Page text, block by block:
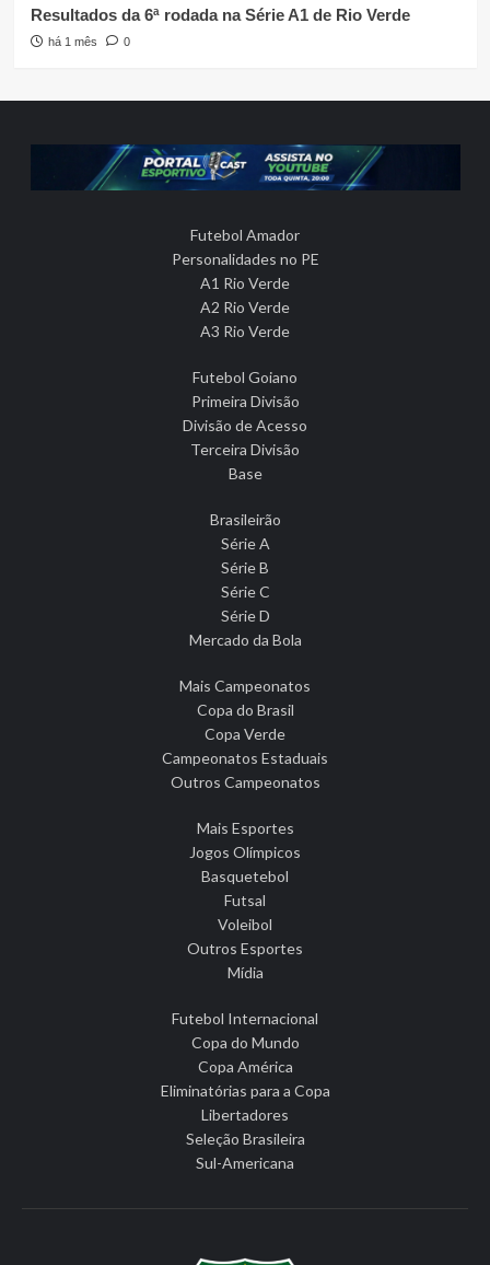
Resultados da 6ª rodada na Série A1 de Rio Verde
há 1 mês 0
Futebol Amador
Personalidades no PE
A1 Rio Verde
A2 Rio Verde
A3 Rio Verde
Futebol Goiano
Primeira Divisão
Divisão de Acesso
Terceira Divisão
Base
Brasileirão
Série A
Série B
Série C
Série D
Mercado da Bola
Mais Campeonatos
Copa do Brasil
Copa Verde
Campeonatos Estaduais
Outros Campeonatos
Mais Esportes
Jogos Olímpicos
Basquetebol
Futsal
Voleibol
Outros Esportes
Mídia
Futebol Internacional
Copa do Mundo
Copa América
Eliminatórias para a Copa
Libertadores
Seleção Brasileira
Sul-Americana